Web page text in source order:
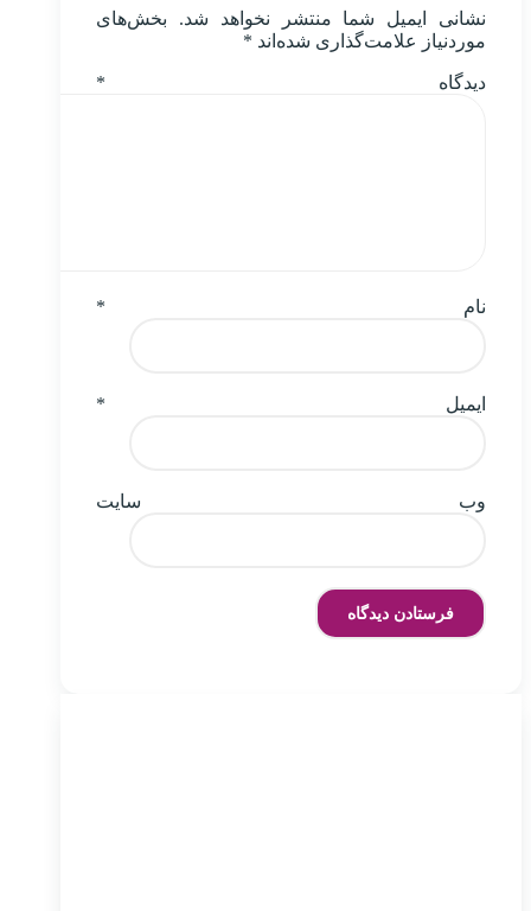
نشانی ایمیل شما منتشر نخواهد شد.
بخش‌های
موردنیاز علامت‌گذاری شده‌اند *
دیدگاه *
نام *
ایمیل *
وب‌ سایت